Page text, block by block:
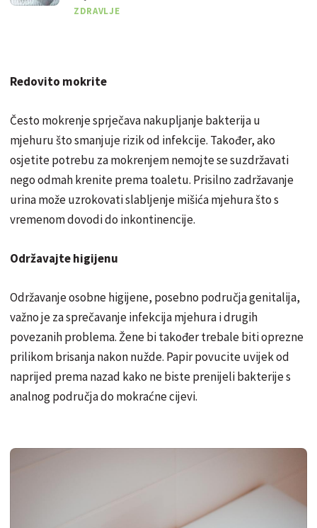
ZDRAVLJE
Redovito mokrite
Često mokrenje sprječava nakupljanje bakterija u
mjehuru što smanjuje rizik od infekcije. Također, ako
osjetite potrebu za mokrenjem nemojte se suzdržavati
nego odmah krenite prema toaletu. Prisilno zadržavanje
urina može uzrokovati slabljenje mišića mjehura što s
vremenom dovodi do inkontinencije.
Održavajte higijenu
Održavanje osobne higijene, posebno područja genitalija,
važno je za sprečavanje infekcija mjehura i drugih
povezanih problema. Žene bi također trebale biti oprezne
prilikom brisanja nakon nužde. Papir povucite uvijek od
naprijed prema nazad kako ne biste prenijeli bakterije s
analnog područja do mokraćne cijevi.